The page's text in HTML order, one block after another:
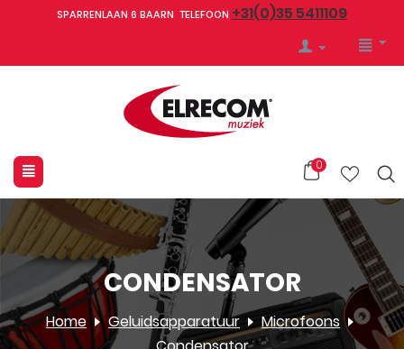
SPARRENLAAN 6 BAARN TELEFOON +31(0)35 5411109
0
CONDENSATOR
Home Geluidsapparatuur
Microfoons